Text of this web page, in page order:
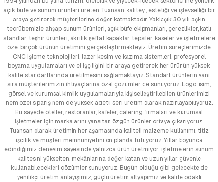
açık büfe ve sunum ürünleri üreten Tuansan, kaliteyi, estetiği ve işlevselliği bir
araya getirerek müşterilerine değer katmaktadır. Yaklaşık 30 yılı aşkın
tecrübemizle ahşap sunum ürünleri, açık büfe ekipmanları, çerezlikler, katlı
standlar, teşhir ürünleri, akrilik şeffaf kapaklar, tepsiler, kaseler ve işletmelere
özel birçok ürünün üretimini gerçekleştirmekteyiz. Üretim süreçlerimizde
CNC işleme teknolojileri, lazer kesim ve kazıma sistemleri, profesyonel
boyama uygulamaları ve el işçiliğini bir araya getirerek her ürünün yüksek
kalite standartlarında üretilmesini sağlamaktayız. Standart ürünlerin yanı
sıra müşterilerimizin ihtiyaçlarına özel çözümler de sunuyoruz. Logo, isim,
görsel ve kurumsal kimlik uygulamalarıyla kişiselleştirilebilen ürünlerimizi
hem özel sipariş hem de yüksek adetli seri üretim olarak hazırlayabiliyoruz.
Bu sayede oteller, restoranlar, kafeler, catering firmaları ve kurumsal
işletmeler için markalarını yansıtan özgün ürünler ortaya çıkarıyoruz.
Tuansan olarak üretimin her aşamasında kaliteli malzeme kullanımı, titiz
işçilik ve müşteri memnuniyetini ön planda tutuyoruz. Yıllar boyunca
edindiğimiz deneyim sayesinde yalnızca ürün üretmiyor; işletmelerin sunum
kalitesini yükselten, mekânlarına değer katan ve uzun yıllar güvenle
kullanabilecekleri çözümler sunuyoruz. Bugün olduğu gibi gelecekte de
yenilikçi üretim anlayışımız, güçlü üretim altyapımız ve kalite odaklı